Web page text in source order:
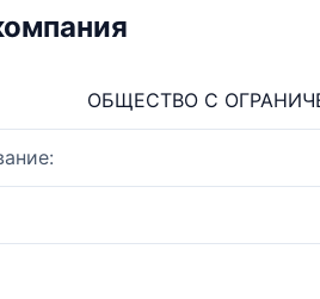
ОБЩЕСТВО С